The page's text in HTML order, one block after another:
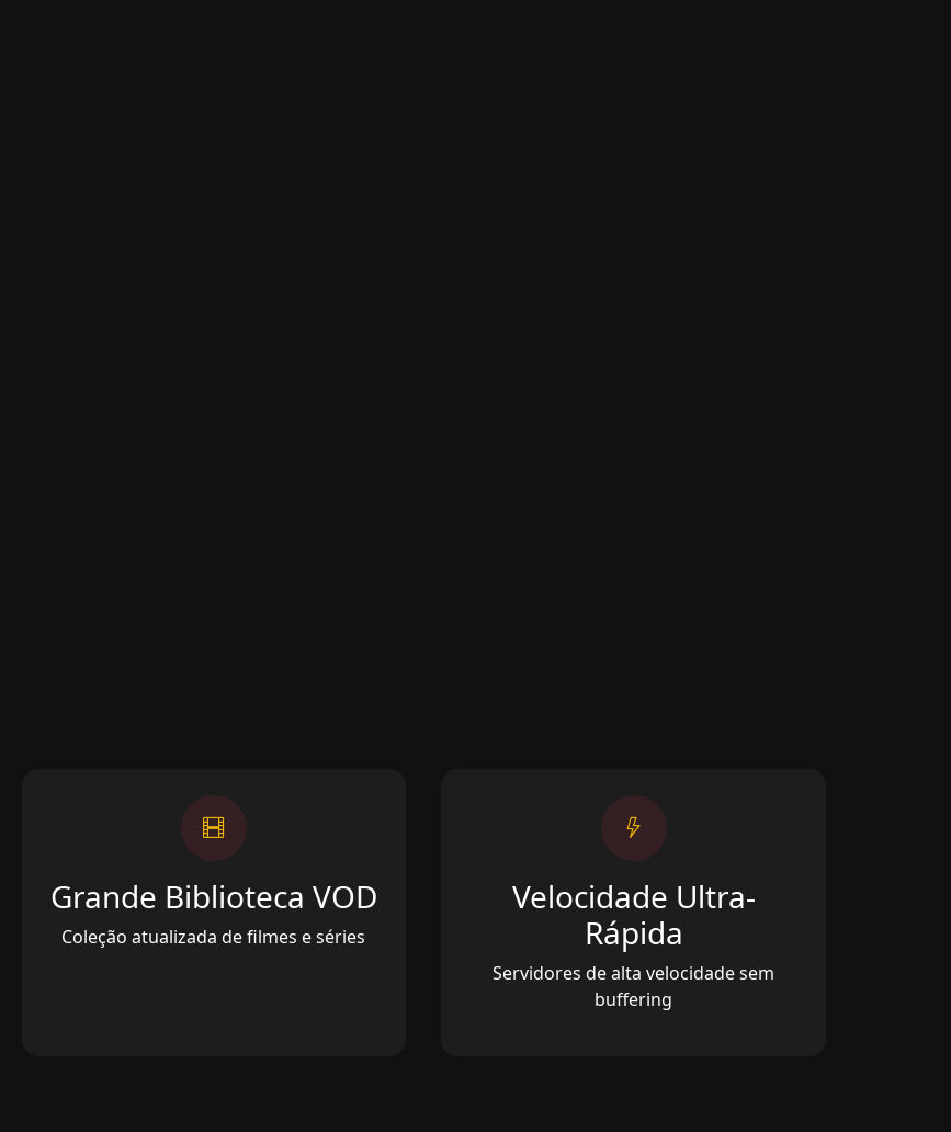
Grande Biblioteca VOD
Coleção atualizada de filmes e séries
Velocidade Ultra-
Rápida
Servidores de alta velocidade sem
buffering